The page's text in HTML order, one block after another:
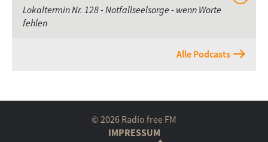
Lokaltermin Nr. 128 - Notfallseelsorge - wenn Worte
fehlen
Alle Podcasts
© 2026 Radio free FM
IMPRESSUM